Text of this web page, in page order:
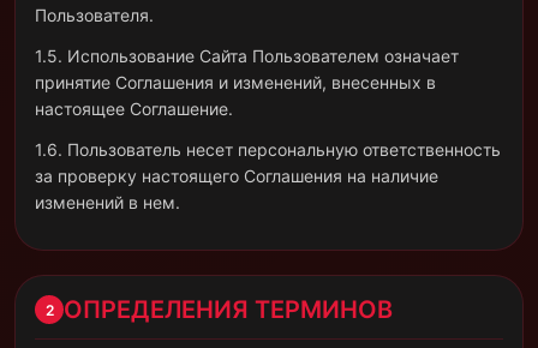
Пользователя.
1.5. Использование Сайта Пользователем означает
принятие Соглашения и изменений, внесенных в
настоящее Соглашение.
1.6. Пользователь несет персональную ответственность
за проверку настоящего Соглашения на наличие
изменений в нем.
2 ОПРЕДЕЛЕНИЯ ТЕРМИНОВ